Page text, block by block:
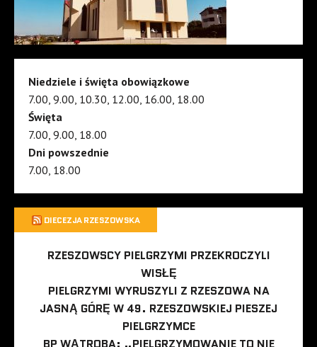
Niedziele i święta obowiązkowe
7.00, 9.00, 10.30, 12.00, 16.00, 18.00
Święta
7.00, 9.00, 18.00
Dni powszednie
7.00, 18.00
DIECEZJA RZESZOWSKA
RZESZOWSCY PIELGRZYMI PRZEKROCZYLI
WISŁĘ
PIELGRZYMI WYRUSZYLI Z RZESZOWA NA
JASNĄ GÓRĘ W 49. RZESZOWSKIEJ PIESZEJ
PIELGRZYMCE